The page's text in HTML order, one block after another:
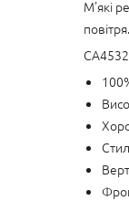
М'які
повітря.